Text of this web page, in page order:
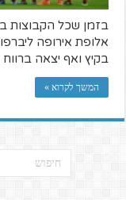
בזמן שכל הקבוצות
אלופת אירופה
בקיץ ואף יצאה
המשך לקרוא »